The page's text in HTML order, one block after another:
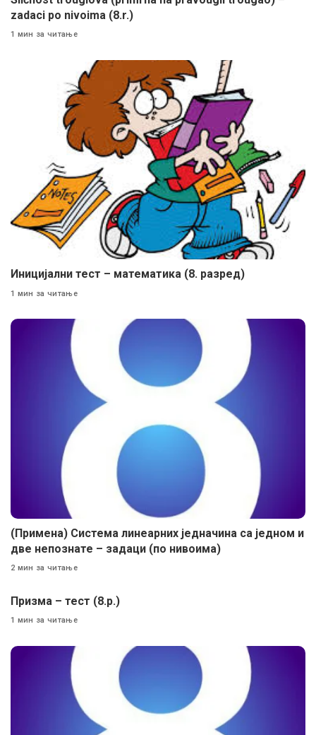
zadaci po nivoima (8.r.)
1 мин за читање
Иницијални тест – математика (8. разред)
1 мин за читање
(Примена) Система линеарних једначина са једном и
две непознате – задаци (по нивоима)
2 мин за читање
Призма – тест (8.р.)
1 мин за читање